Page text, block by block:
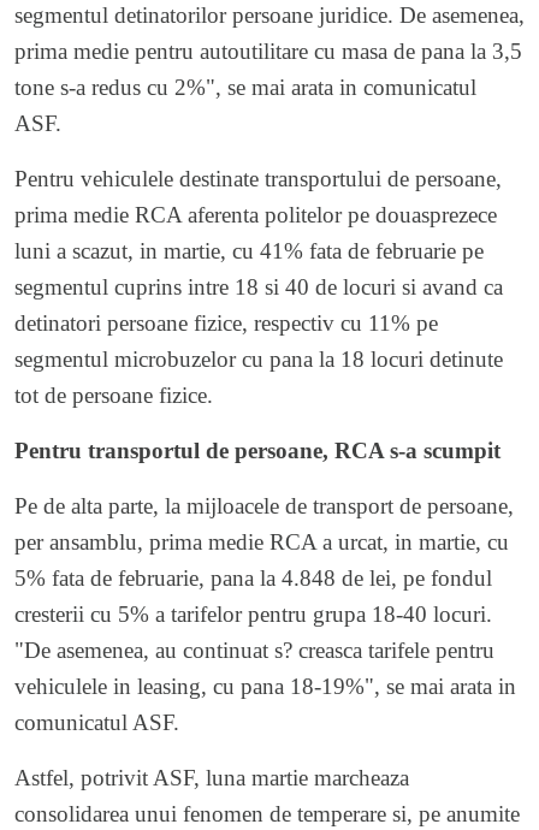
segmentul detinatorilor persoane juridice. De asemenea,
prima medie pentru autoutilitare cu masa de pana la 3,5
tone s-a redus cu 2%", se mai arata in comunicatul
ASF.
Pentru vehiculele destinate transportului de persoane,
prima medie RCA aferenta politelor pe douasprezece
luni a scazut, in martie, cu 41% fata de februarie pe
segmentul cuprins intre 18 si 40 de locuri si avand ca
detinatori persoane fizice, respectiv cu 11% pe
segmentul microbuzelor cu pana la 18 locuri detinute
tot de persoane fizice.
Pentru transportul de persoane, RCA s-a scumpit
Pe de alta parte, la mijloacele de transport de persoane,
per ansamblu, prima medie RCA a urcat, in martie, cu
5% fata de februarie, pana la 4.848 de lei, pe fondul
cresterii cu 5% a tarifelor pentru grupa 18-40 locuri.
"De asemenea, au continuat s? creasca tarifele pentru
vehiculele in leasing, cu pana 18-19%", se mai arata in
comunicatul ASF.
Astfel, potrivit ASF, luna martie marcheaza
consolidarea unui fenomen de temperare si, pe anumite